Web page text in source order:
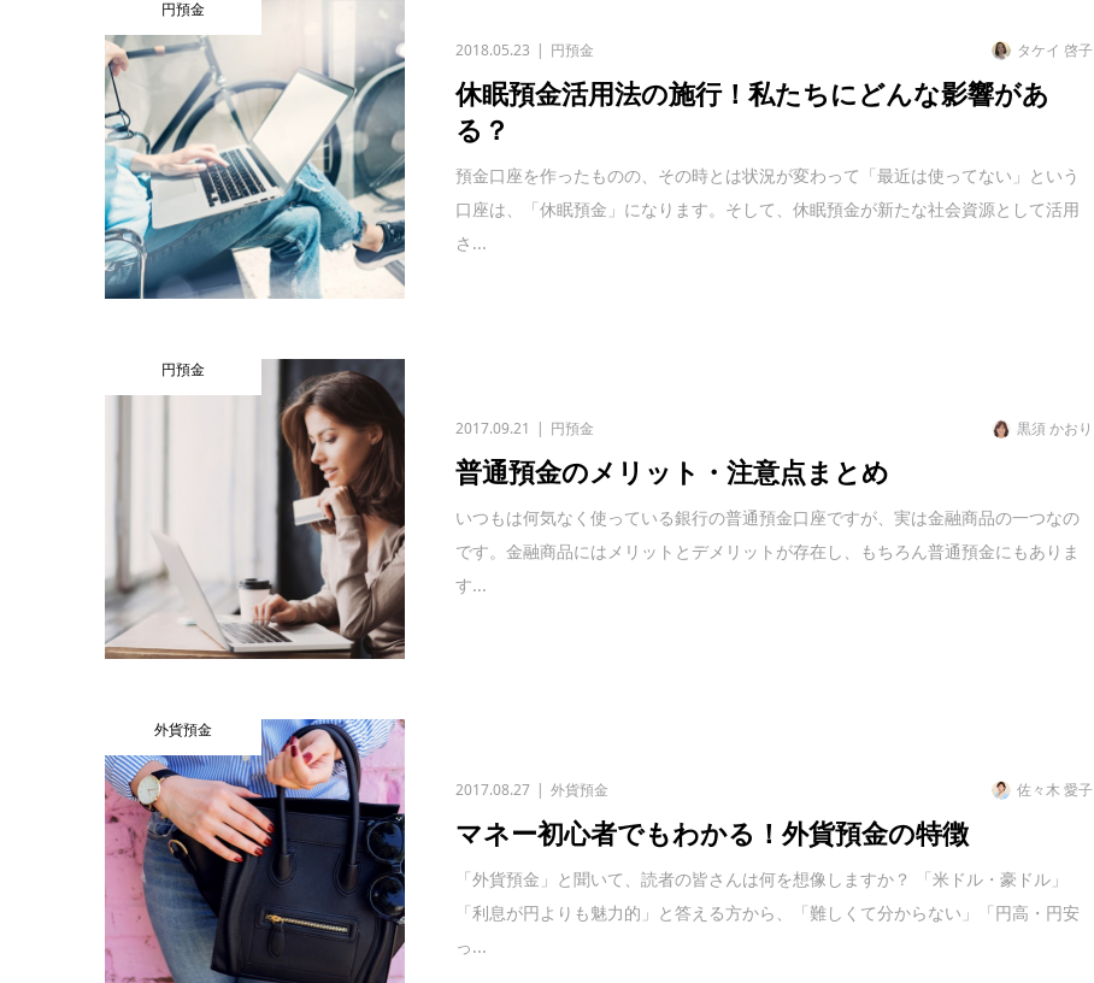
円預金
2018.05.23 円預金 タケイ 啓子
休眠預金活用法の施行！私たちにどんな影響があ
る？
預金口座を作ったものの、その時とは状況が変わって「最近は使ってない」という
口座は、「休眠預金」になります。そして、休眠預金が新たな社会資源として活用
さ...
円預金
2017.09.21 円預金 黒須 かおり
普通預金のメリット・注意点まとめ
いつもは何気なく使っている銀行の普通預金口座ですが、実は金融商品の一つなの
です。金融商品にはメリットとデメリットが存在し、もちろん普通預金にもありま
す...
外貨預金
2017.08.27 外貨預金 佐々木 愛子
マネー初心者でもわかる！外貨預金の特徴
「外貨預金」と聞いて、読者の皆さんは何を想像しますか？ 「米ドル・豪ドル」
「利息が円よりも魅力的」と答える方から、「難しくて分からない」「円高・円安
っ...